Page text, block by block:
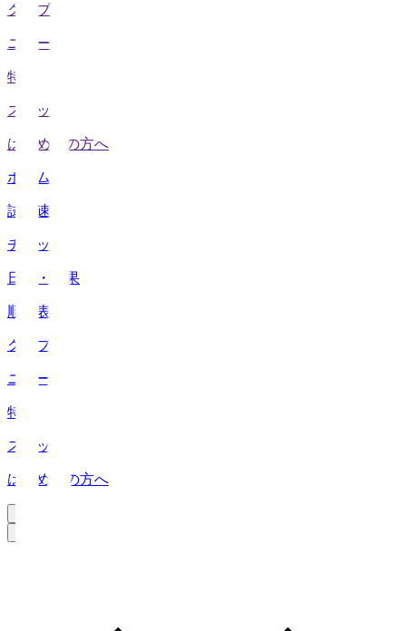
クラブ
ニュース
特集
スタッツ
はじめての方へ
ホーム
試合速報
チケット
日程・結果
順位表
クラブ
ニュース
特集
スタッツ
はじめての方へ